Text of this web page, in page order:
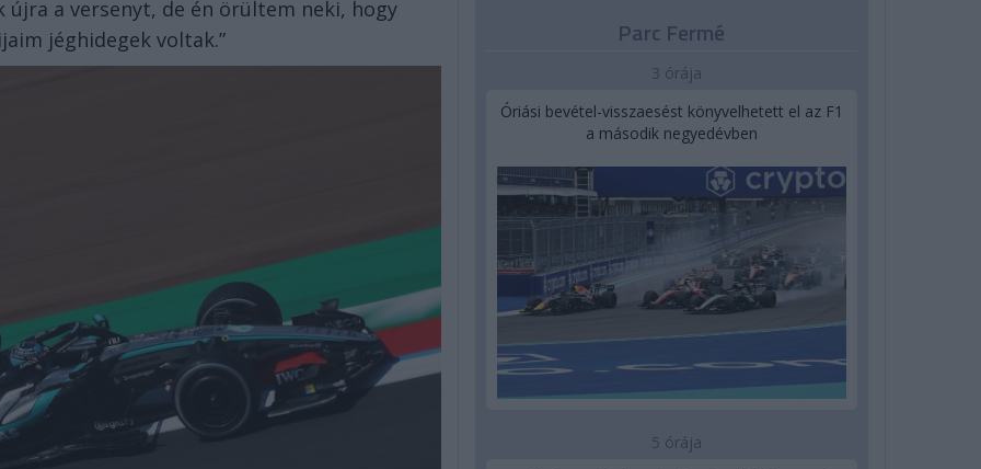
a versenyt, de én örültem neki, hogy
jéghidegek voltak.”
Parc Fermé
3 órája
Óriási bevétel-visszaesést könyvelhetett el az F1
a második negyedévben
5 órája